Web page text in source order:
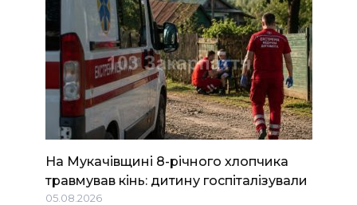
На Мукачівщині 8-річного хлопчика
травмував кінь: дитину госпіталізували
05.08.2026